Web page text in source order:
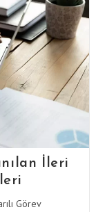
İleri
Görev